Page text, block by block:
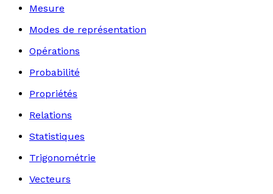
Mesure
Modes de représentation
Opérations
Probabilité
Propriétés
Relations
Statistiques
Trigonométrie
Vecteurs